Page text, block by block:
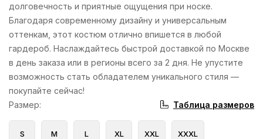
долговечность и приятные ощущения при носке.
Благодаря современному дизайну и универсальным
оттенкам, этот костюм отлично впишется в любой
гардероб. Наслаждайтесь быстрой доставкой по Москве
в день заказа или в регионы всего за 2 дня. Не упустите
возможность стать обладателем уникального стиля —
покупайте сейчас!
Размер: Таблица размеров
S M L XL XXL XXXL